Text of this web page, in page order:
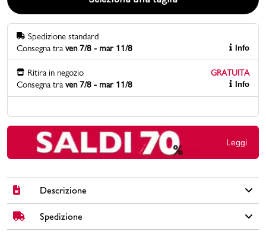
negozi
contatti
pcard
Spedizione standard
Consegna tra ven 7/8 - mar 11/8 Info
Ritira in negozio
GRATUITA
Consegna tra ven 7/8 - mar 11/8 Info
Leggi
Descrizione
T-shirt grigia da bambina con stampa frontale Disney.
Spedizione